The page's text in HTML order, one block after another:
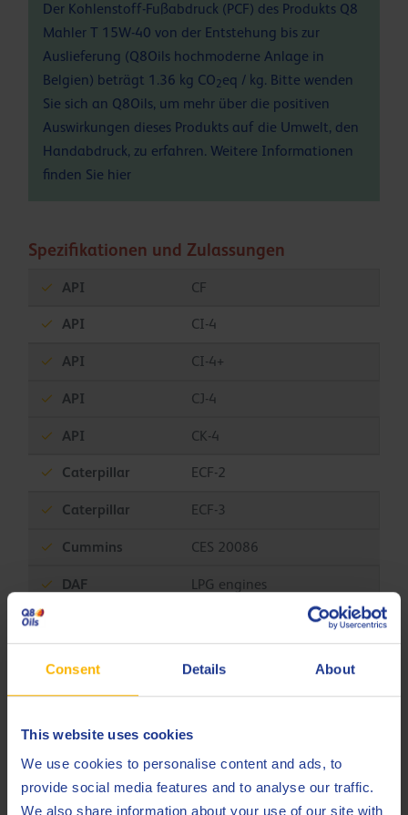
Consent Details About
This website uses cookies
We use cookies to personalise content and ads, to
provide social media features and to analyse our traffic.
We also share information about your use of our site with
Der Kohlenstoff-Fußabdruck (PCF) des Produkts Q8
Mahler T 15W-40 von der Entstehung bis zur
Auslieferung (Q8Oils hochmoderne Anlage in
Belgien) beträgt 1.36 kg CO2eq / kg. Bitte wenden
Sie sich an Q8Oils, um mehr über die positiven
Auswirkungen dieses Produkts auf die Umwelt, den
Handabdruck, zu erfahren. Weitere Informationen
finden Sie hier
Spezifikationen und Zulassungen
API CF
API CI-4
API CI-4+
API CJ-4
API CK-4
Caterpillar ECF-2
Caterpillar ECF-3
Cummins CES 20086
DAF LPG engines
MAN M 3271-1
MB 226.9
MB 228.31 (DTFR 15C100)
Mack EO-S 4.5